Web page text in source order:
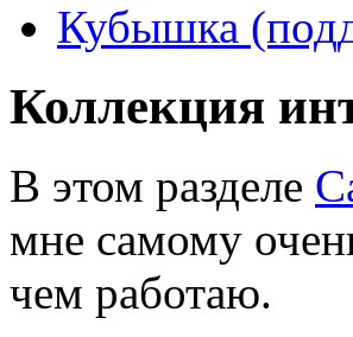
Кубышка
Коллекция
В этом разделе
мне самому
чем работаю.